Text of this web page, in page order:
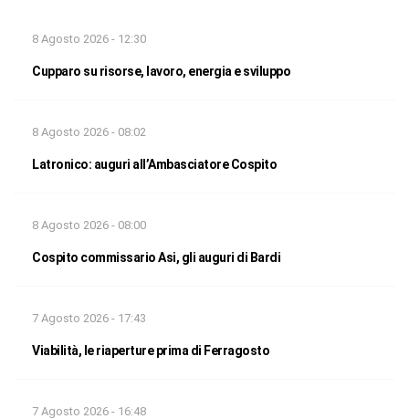
8 Agosto 2026 - 12:30
Cupparo su risorse, lavoro, energia e sviluppo
8 Agosto 2026 - 08:02
Latronico: auguri all’Ambasciatore Cospito
8 Agosto 2026 - 08:00
Cospito commissario Asi, gli auguri di Bardi
7 Agosto 2026 - 17:43
Viabilità, le riaperture prima di Ferragosto
7 Agosto 2026 - 16:48